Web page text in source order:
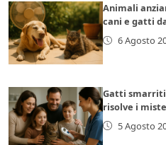
Animali
cani e gatti
6 Agosto
Gatti
risolve i
5 Agosto